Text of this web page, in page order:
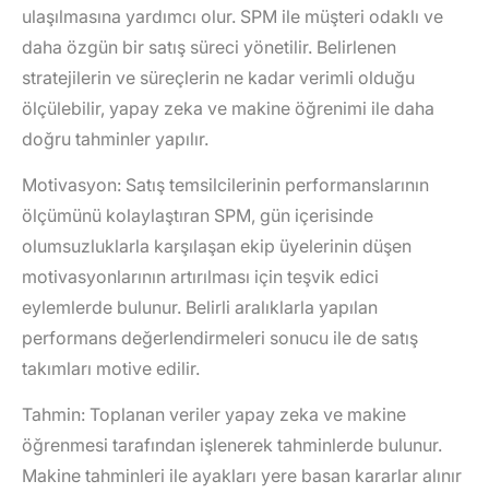
ulaşılmasına yardımcı olur. SPM ile müşteri odaklı ve
daha özgün bir satış süreci yönetilir. Belirlenen
stratejilerin ve süreçlerin ne kadar verimli olduğu
ölçülebilir, yapay zeka ve makine öğrenimi ile daha
doğru tahminler yapılır.
Motivasyon: Satış temsilcilerinin performanslarının
ölçümünü kolaylaştıran SPM, gün içerisinde
olumsuzluklarla karşılaşan ekip üyelerinin düşen
motivasyonlarının artırılması için teşvik edici
eylemlerde bulunur. Belirli aralıklarla yapılan
performans değerlendirmeleri sonucu ile de satış
takımları motive edilir.
Tahmin: Toplanan veriler yapay zeka ve makine
öğrenmesi tarafından işlenerek tahminlerde bulunur.
Makine tahminleri ile ayakları yere basan kararlar alınır